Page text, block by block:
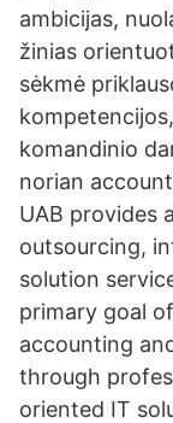
ambicijas,
žinias
sėkmė
komandinio
norian
UAB provides
outsourcing,
solution
primary goal
accounting
through
oriented IT